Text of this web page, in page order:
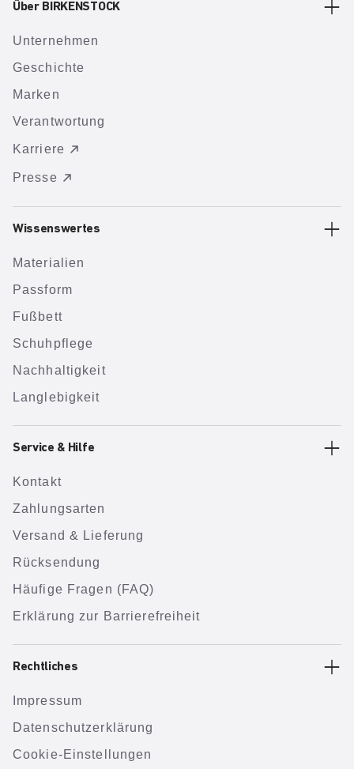
Über BIRKENSTOCK
Unternehmen
Geschichte
Marken
Verantwortung
Karriere
Presse
Wissenswertes
Materialien
Passform
Fußbett
Schuhpflege
Nachhaltigkeit
Langlebigkeit
Service & Hilfe
Kontakt
Zahlungsarten
Versand & Lieferung
Rücksendung
Häufige Fragen (FAQ)
Erklärung zur Barrierefreiheit
Rechtliches
Impressum
Datenschutzerklärung
Cookie-Einstellungen